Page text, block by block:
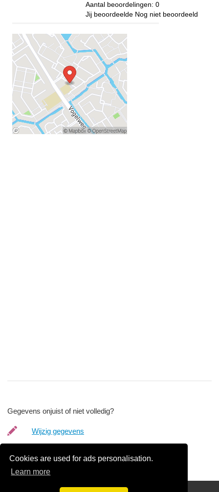
Cookies are used for ads personalisation.
Learn more
Aantal beoordelingen: 0
Jij beoordeelde Nog niet beoordeeld
Gegevens onjuist of niet volledig?
Wijzig gegevens